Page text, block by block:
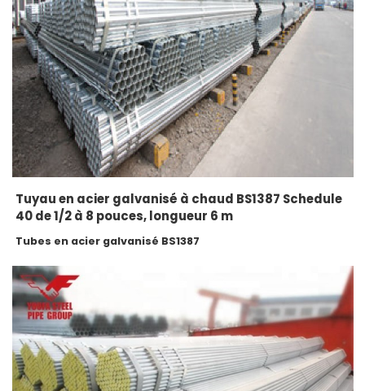
Tuyau en acier galvanisé à chaud BS1387 Schedule
40 de 1/2 à 8 pouces, longueur 6 m
Tubes en acier galvanisé BS1387